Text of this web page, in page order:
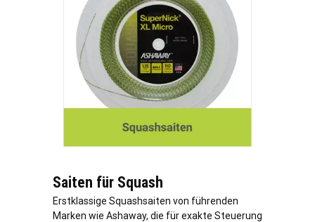
Saiten für Squash
Erstklassige Squashsaiten von führenden
Marken wie Ashaway, die für exakte Steuerung